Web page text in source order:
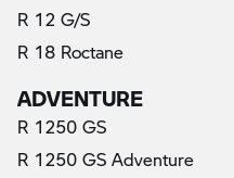
R 12 G/S
R 18 Roctane
ADVENTURE
R 1250 GS
R 1250 GS Adventure